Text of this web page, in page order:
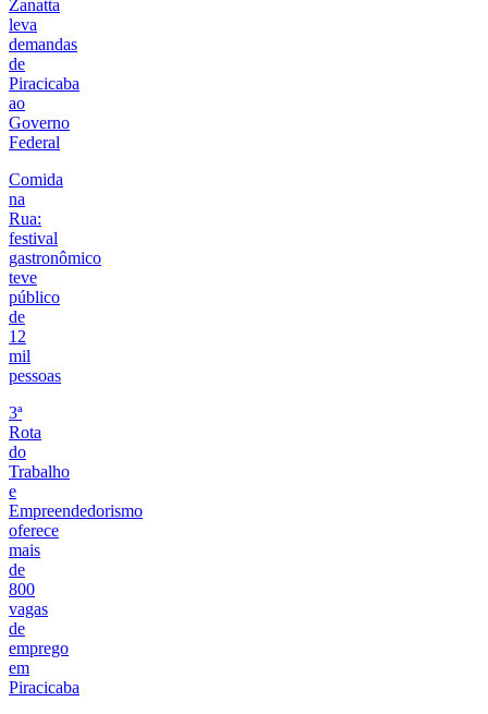
Zanatta
leva
demandas
de
Piracicaba
ao
Governo
Federal
Comida
na
Rua:
festival
gastronômico
teve
público
de
12
mil
pessoas
3ª
Rota
do
Trabalho
e
Empreendedorismo
oferece
mais
de
800
vagas
de
emprego
em
Piracicaba